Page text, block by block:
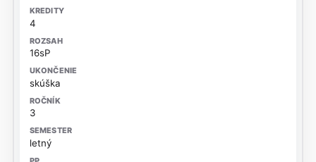
4
16sP
skúška
3
letný